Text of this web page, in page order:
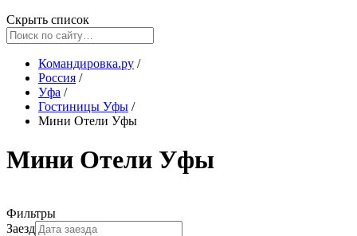
Скрыть список
Командировка.ру /
Россия /
Уфа /
Гостиницы Уфы /
Мини Отели Уфы
Мини Отели Уфы
Фильтры
Заезд